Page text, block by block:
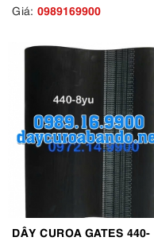
Giá: 0989169900
DÂY CUROA GATES 440-